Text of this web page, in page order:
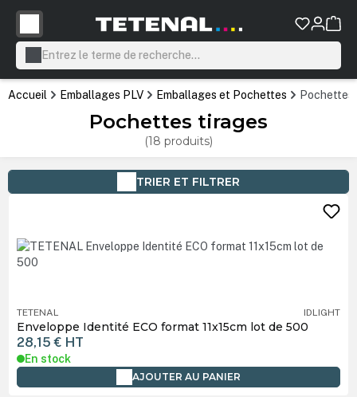
principal
Accueil Emballages PLV Emballages et Pochettes
Pochettes tirages
(18 produits)
TRIER ET FILTRER
TETENAL IDLIGHT
Enveloppe Identité ECO format 11x15cm lot de 500
28,15 € HT
En stock
AJOUTER AU PANIER